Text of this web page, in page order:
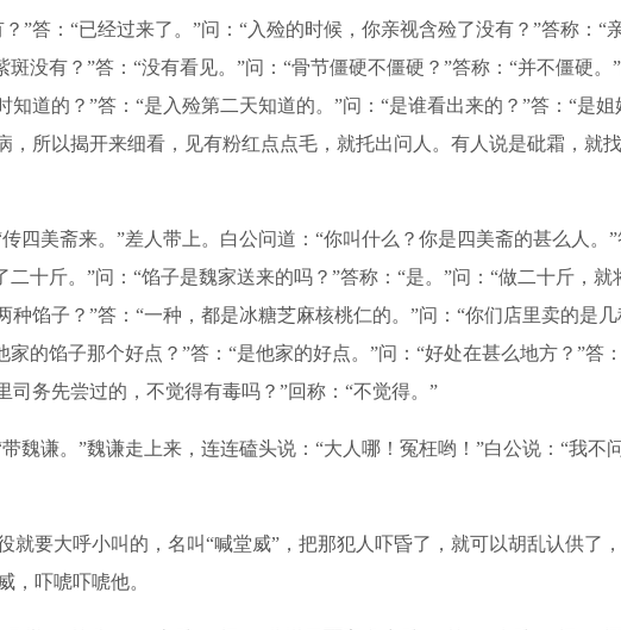
：“已经过来了。”问：“入殓的时候，你亲视含殓了没有？”答称：“
没有？”答：“没有看见。”问：“骨节僵硬不僵硬？”答称：“并不僵硬
道的？”答：“是入殓第二天知道的。”问：“是谁看出来的？”答：“是
，所以揭开来细看，见有粉红点点毛，就托出问人。有人说是砒霜，就
美斋来。”差人带上。白公问道：“你叫什么？你是四美斋的甚么人。
十斤。”问：“馅子是魏家送来的吗？”答称：“是。”问：“做二十斤，
馅子？”答：“一种，都是冰糖芝麻核桃仁的。”问：“你们店里卖的是
的馅子那个好点？”答：“是他家的好点。”问：“好处在甚么地方？”
务先尝过的，不觉得有毒吗？”回称：“不觉得。”
谦。”魏谦走上来，连连磕头说：“大人哪！冤枉哟！”白公说：“我不
大呼小叫的，名叫“喊堂威”，把那犯人吓昏了，就可以胡乱认供了
，吓唬吓唬他。